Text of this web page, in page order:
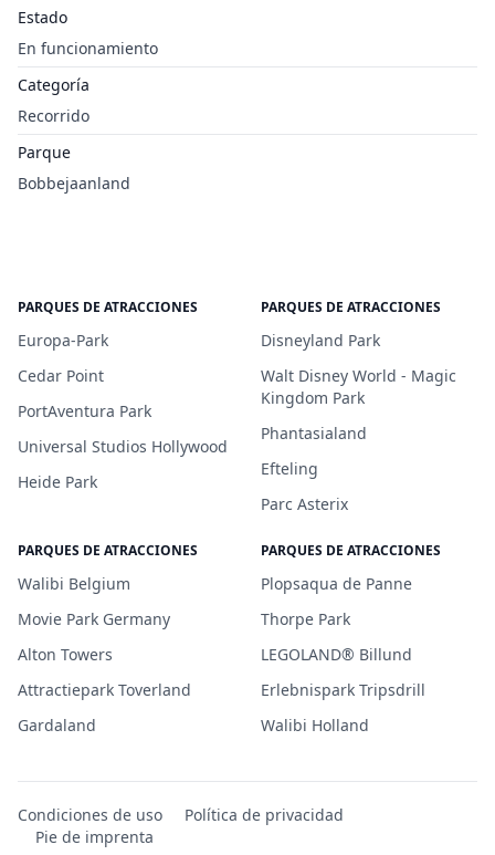
Estado
En funcionamiento
Categoría
Recorrido
Parque
Bobbejaanland
PARQUES DE ATRACCIONES
Europa-Park
Cedar Point
PortAventura Park
Universal Studios Hollywood
Heide Park
PARQUES DE ATRACCIONES
Disneyland Park
Walt Disney World - Magic
Kingdom Park
Phantasialand
Efteling
Parc Asterix
PARQUES DE ATRACCIONES
Walibi Belgium
Movie Park Germany
Alton Towers
Attractiepark Toverland
Gardaland
PARQUES DE ATRACCIONES
Plopsaqua de Panne
Thorpe Park
LEGOLAND® Billund
Erlebnispark Tripsdrill
Walibi Holland
Condiciones de uso
Política de privacidad
Pie de imprenta